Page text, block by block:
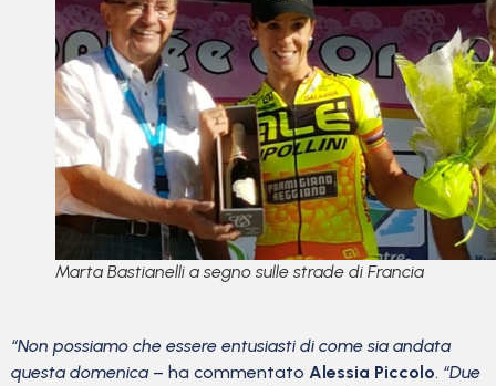
Marta Bastianelli a segno sulle strade di Francia
“Non possiamo che essere entusiasti di come sia andata
questa domenica – ha commentato Alessia Piccolo. “Due